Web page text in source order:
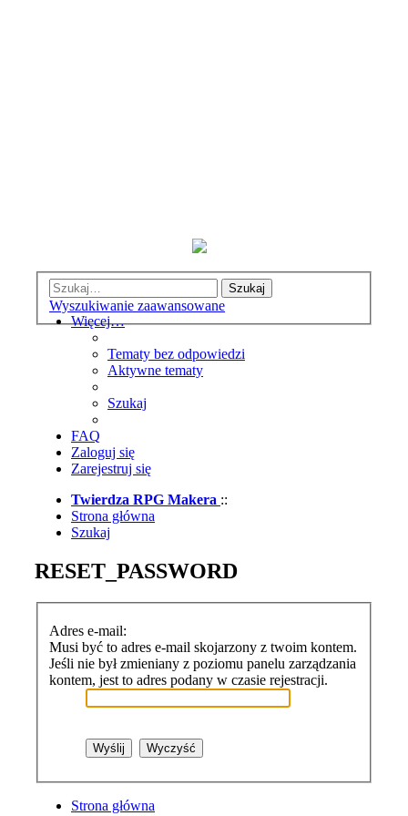
Szukaj
Wyszukiwanie zaawansowane
Więcej…
Tematy bez odpowiedzi
Aktywne tematy
Szukaj
FAQ
Zaloguj się
Zarejestruj się
Twierdza RPG Makera ::
Strona główna
Szukaj
RESET_PASSWORD
Adres e-mail:
Musi być to adres e-mail skojarzony z twoim kontem.
Jeśli nie był zmieniany z poziomu panelu zarządzania
kontem, jest to adres podany w czasie rejestracji.
Strona główna